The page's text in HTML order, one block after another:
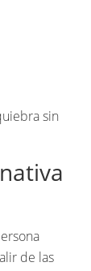
sin
de las